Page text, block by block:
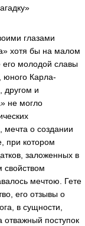
глазами
хотя бы на малом
его молодой славы
юного Карла-
другом и
не могло
мечта о создании
при котором
заложенных в
мечтою. Гете
его отзывы о
в сущности,
поступок